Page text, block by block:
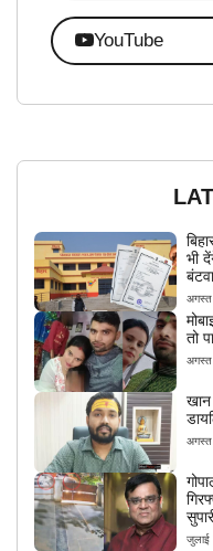
YouTube
भी
तो